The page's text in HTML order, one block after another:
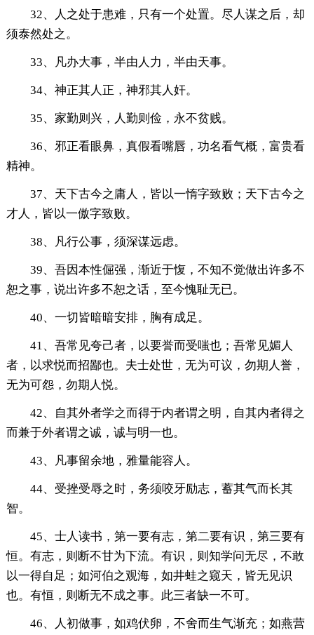
32、人之处于患难，只有一个处置。尽人谋之后，却
须泰然处之。
33、凡办大事，半由人力，半由天事。
34、神正其人正，神邪其人奸。
35、家勤则兴，人勤则俭，永不贫贱。
36、邪正看眼鼻，真假看嘴唇，功名看气概，富贵看
精神。
37、天下古今之庸人，皆以一惰字致败；天下古今之
才人，皆以一傲字致败。
38、凡行公事，须深谋远虑。
39、吾因本性倔强，渐近于愎，不知不觉做出许多不
恕之事，说出许多不恕之话，至今愧耻无已。
40、一切皆暗暗安排，胸有成足。
41、吾常见夸己者，以要誉而受嗤也；吾常见媚人
者，以求悦而招鄙也。夫士处世，无为可议，勿期人誉，
无为可怨，勿期人悦。
42、自其外者学之而得于内者谓之明，自其内者得之
而兼于外者谓之诚，诚与明一也。
43、凡事留余地，雅量能容人。
44、受挫受辱之时，务须咬牙励志，蓄其气而长其
智。
45、士人读书，第一要有志，第二要有识，第三要有
恒。有志，则断不甘为下流。有识，则知学问无尽，不敢
以一得自足；如河伯之观海，如井蛙之窥天，皆无见识
也。有恒，则断无不成之事。此三者缺一不可。
46、人初做事，如鸡伏卵，不舍而生气渐充；如燕营